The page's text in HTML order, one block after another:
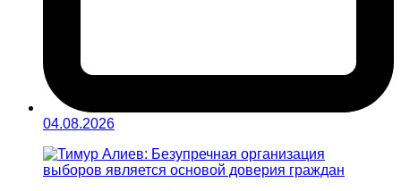
04.08.2026